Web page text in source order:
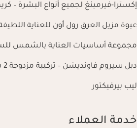
إكسترا-فيرمينغ لجميع أنواع البشرة –
عبوة مزيل العرق رول أون للعناية
مجموعة أساسيات العناية بالشمس
دبل سيروم فاونديشن – تركيبة مزدوجة 2 في 1
ليب بيرفيكتور
خدمة العملاء